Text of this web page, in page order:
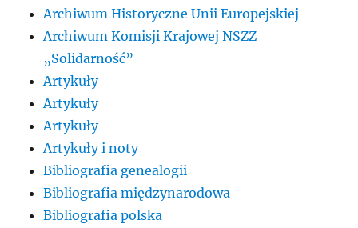
Archiwum Historyczne Unii Europejskiej
Archiwum Komisji Krajowej NSZZ
„Solidarność”
Artykuły
Artykuły
Artykuły
Artykuły i noty
Bibliografia genealogii
Bibliografia międzynarodowa
Bibliografia polska